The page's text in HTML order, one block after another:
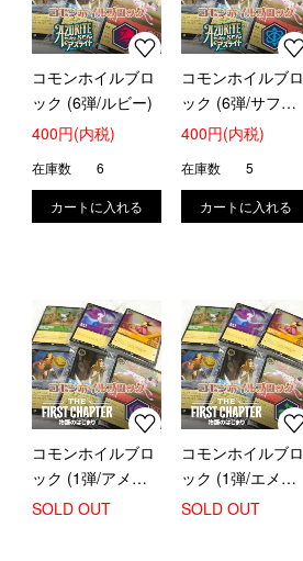
コモンホイルブロ
ック (6弾/ルビー)
400円(内税)
在庫数 6
コモンホイルブロ
ック (6弾/サファ
イア)
400円(内税)
在庫数 5
コモンホイルブロ
ック (1弾/アメジ
スト)
SOLD OUT
コモンホイルブロ
ック (1弾/エメラ
ルド)
SOLD OUT